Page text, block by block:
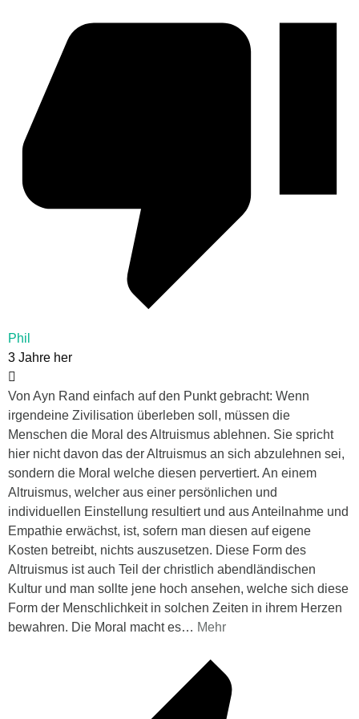
Phil
3 Jahre her
Von Ayn Rand einfach auf den Punkt gebracht: Wenn
irgendeine Zivilisation überleben soll, müssen die
Menschen die Moral des Altruismus ablehnen. Sie spricht
hier nicht davon das der Altruismus an sich abzulehnen sei,
sondern die Moral welche diesen pervertiert. An einem
Altruismus, welcher aus einer persönlichen und
individuellen Einstellung resultiert und aus Anteilnahme und
Empathie erwächst, ist, sofern man diesen auf eigene
Kosten betreibt, nichts auszusetzen. Diese Form des
Altruismus ist auch Teil der christlich abendländischen
Kultur und man sollte jene hoch ansehen, welche sich diese
Form der Menschlichkeit in solchen Zeiten in ihrem Herzen
bewahren. Die Moral macht es… Mehr